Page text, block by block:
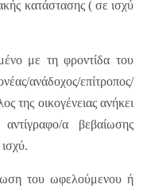
κατάστασης ( σε ισχύ
με τη φροντίδα του
ανάδοχος/επίτροπος/
της οικογένειας ανήκει
α βεβαίωσης
του ωφελούμενου ή